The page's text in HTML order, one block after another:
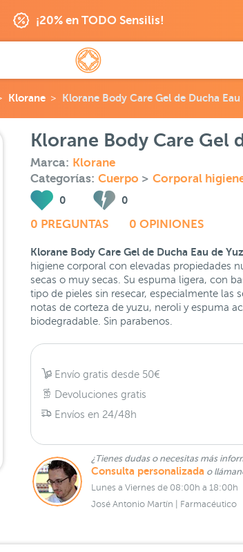
¡20% en TODO Sensilis!
Klorane Klorane Body Care Gel de Ducha
Klorane Body Care Gel
Marca: Klorane
Categorías: Cuerpo > Corporal
0 0
0 PREGUNTAS 0 OPINIONES
Klorane Body Care Gel de Ducha Eau de
higiene corporal con elevadas propiedades
secas o muy secas. Su espuma ligera, con
tipo de pieles sin resecar, especialmente las
notas de corteza de yuzu, neroli y espuma
biodegradable. Sin parabenos.
Envío gratis desde 50€
Devoluciones gratis
Envíos en 24/48h
¿Tienes dudas o necesitas más
Consulta personalizada o
Lunes a Viernes de 08:00h a 18:00h
José Antonio Martín | Farmacéutico